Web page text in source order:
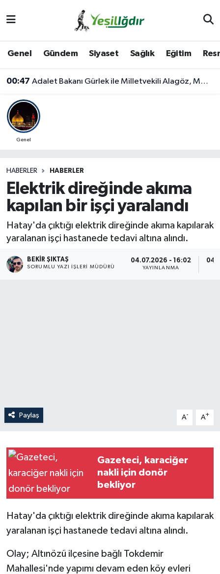
Genel Gündem Siyaset Sağlık Eğitim
00:47 Adalet Bakanı Gürlek ile Milletvekili Alagöz, MHP İl Başkanlığını Ziyaret Etti
Genel
HABERLER HABERLER
Elektrik direğinde akıma
kapılan bir işçi yaralandı
Hatay'da çıktığı elektrik direğinde akıma kapılarak
yaralanan işçi hastanede tedavi altına alındı.
BEKIR ŞIKTAŞ
SORUMLU YAZI İŞLERI MÜDÜRÜ
04.07.2026 - 16:02
YAYINLANMA
Paylaş A- A+
Gazeteci, karaciğer
nakli için donör
bekliyor
Hatay'da çıktığı elektrik direğinde akıma kapılarak
yaralanan işçi hastanede tedavi altına alındı.
Olay; Altınözü ilçesine bağlı Tokdemir
Mahallesi'nde yapımı devam eden köy evleri
Iğdır Trafik Yoğunluk Haritası
Süper Lig Puan Durumu ve Fikstür
Son Dakika Haberleri
Haber Arşivi